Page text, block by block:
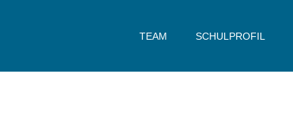
TEAM SCHULPROFIL